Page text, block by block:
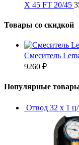
X 45 FT 20/45
Товары со скидкой
Смеситель
9260₽
Популярные
Отвод 32 x 1